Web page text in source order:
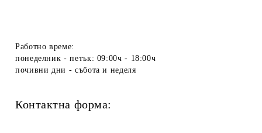
Работно време:
понеделник - петък: 09:00ч - 18:00ч
почивни дни - събота и неделя
Контактна форма: